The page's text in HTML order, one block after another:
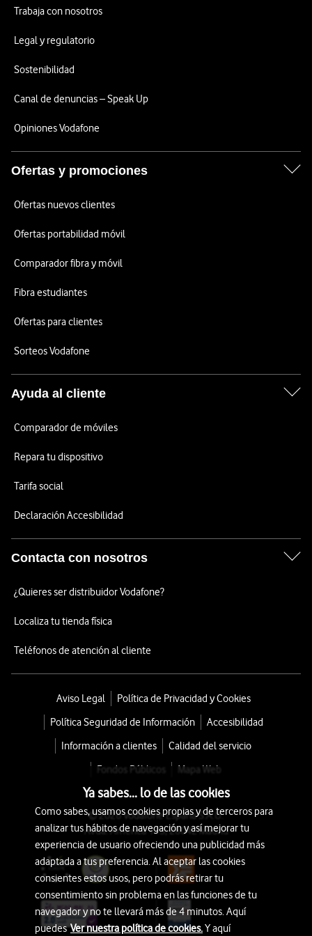
Trabaja con nosotros
Legal y regulatorio
Sostenibilidad
Canal de denuncias – Speak Up
Opiniones Vodafone
Ofertas y promociones
Ofertas nuevos clientes
Ofertas portabilidad móvil
Comparador fibra y móvil
Fibra estudiantes
Ofertas para clientes
Sorteos Vodafone
Ayuda al cliente
Comparador de móviles
Repara tu dispositivo
Tarifa social
Declaración Accesibilidad
Contacta con nosotros
¿Quieres ser distribuidor Vodafone?
Localiza tu tienda física
Teléfonos de atención al cliente
Aviso Legal
Política de Privacidad y Cookies
Política Seguridad de Información
Accesibilidad
Información a clientes
Calidad del servicio
Fondos Públicos
Mapa Web
© 2026 Vodafone España S.A.U.
Avda. América 115, 28042 Madrid
Ya sabes... lo de las cookies
Como sabes, usamos cookies propias y de terceros para
analizar tus hábitos de navegación y así mejorar tu
experiencia de usuario ofreciendo una publicidad más
adaptada a tus preferencia. Al aceptar las cookies
consientes estos usos, pero podrás retirar tu
consentimiento sin problema en las funciones de tu
navegador y no te llevará más de 4 minutos. Aquí
puedesVer nuestra política de cookies.Y aquí